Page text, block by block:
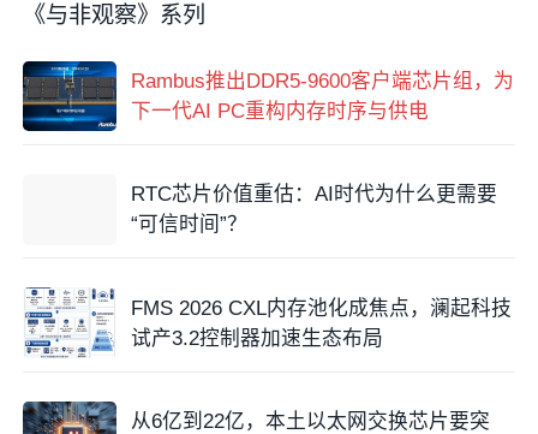
《与非观察》系列
Rambus推出DDR5-9600客户端芯片组，为
下一代AI PC重构内存时序与供电
RTC芯片价值重估：AI时代为什么更需要
“可信时间”？
FMS 2026 CXL内存池化成焦点，澜起科技
试产3.2控制器加速生态布局
从6亿到22亿，本土以太网交换芯片要突